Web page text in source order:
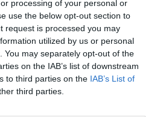
processing of your personal or
use the below opt-out section to
request is processed you may
utilized by us or personal
may separately opt-out of the
on the IAB’s list of downstream
to third parties on the IAB’s List of
third parties.